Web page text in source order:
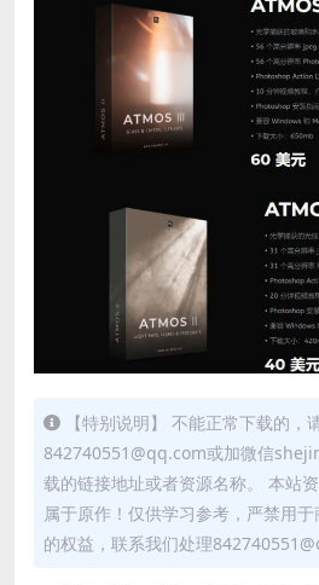
【特别说明】 不能正常下载的，
842740551@qq.com或加微信
载的链接地址或者资源名称。 本站
属于原作！仅供学习参考，严禁用
的权益，联系我们处理